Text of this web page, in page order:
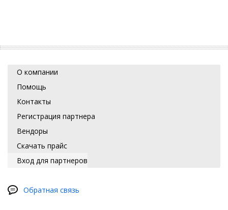
О компании
Помощь
Контакты
Регистрация партнера
Вендоры
Скачать прайс
Вход для партнеров
Обратная связь